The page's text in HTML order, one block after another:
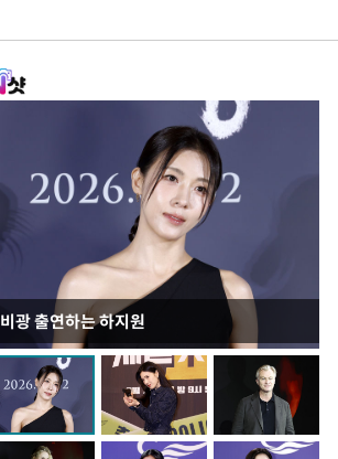
비광 출연하는 하지원
이재명 대통령, "수사·기소 분리 관련 대비책 최
선 다해 강구해야"